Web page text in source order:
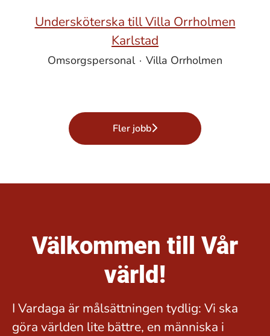
Undersköterska till Villa Orrholmen
Karlstad
Omsorgspersonal · Villa Orrholmen
Fler jobb
Välkommen till Vår
värld!
I Vardaga är målsättningen tydlig: Vi ska
göra världen lite bättre, en människa i